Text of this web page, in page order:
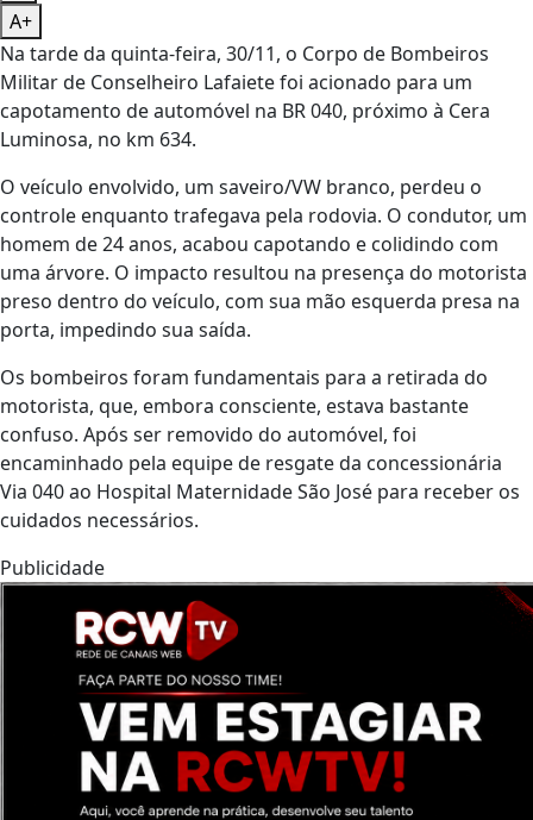
A+
Na tarde da quinta-feira, 30/11, o Corpo de Bombeiros
Militar de Conselheiro Lafaiete foi acionado para um
capotamento de automóvel na BR 040, próximo à Cera
Luminosa, no km 634.
O veículo envolvido, um saveiro/VW branco, perdeu o
controle enquanto trafegava pela rodovia. O condutor, um
homem de 24 anos, acabou capotando e colidindo com
uma árvore. O impacto resultou na presença do motorista
preso dentro do veículo, com sua mão esquerda presa na
porta, impedindo sua saída.
Os bombeiros foram fundamentais para a retirada do
motorista, que, embora consciente, estava bastante
confuso. Após ser removido do automóvel, foi
encaminhado pela equipe de resgate da concessionária
Via 040 ao Hospital Maternidade São José para receber os
cuidados necessários.
Publicidade